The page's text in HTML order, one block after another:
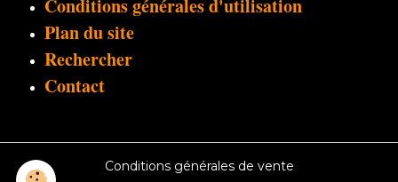
Conditions générales d'utilisation
Plan du site
Rechercher
Contact
Conditions générales de vente